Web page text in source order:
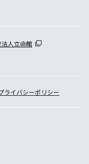
法人立命館
ライバシーポリシー